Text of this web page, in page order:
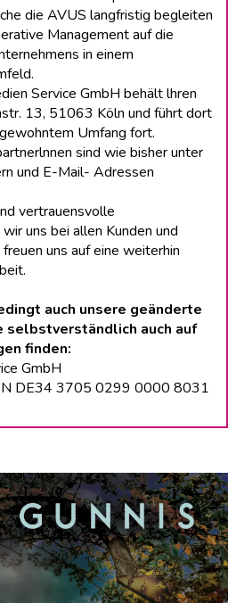
die AVUS langfristig begleiten
Management auf die
in einem
Service GmbH behält lhren
13, 51063 Köln und führt dort
Umfang fort.
sind wie bisher unter
und E-Mail- Adressen
vertrauensvolle
uns bei allen Kunden und
uns auf eine weiterhin
auch unsere geänderte
selbstverständlich auch auf
finden:
GmbH
DE34 3705 0299 0000 8031